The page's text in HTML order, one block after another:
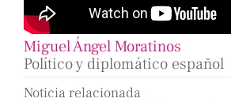
Miguel Ángel Moratinos
Político y diplomático español
Noticia relacionada